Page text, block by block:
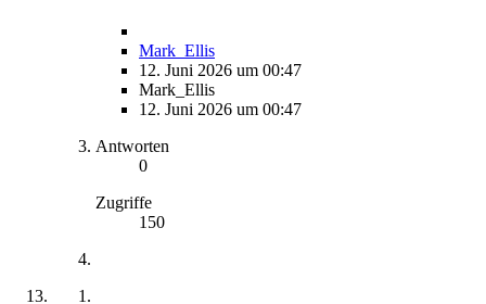
Mark_Ellis
12. Juni 2026 um 00:47
Mark_Ellis
12. Juni 2026 um 00:47
Antworten
0
Zugriffe
150